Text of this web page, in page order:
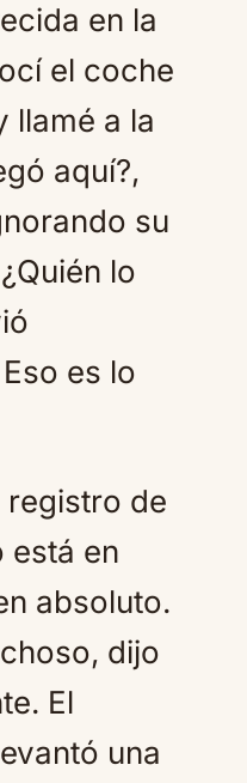
en la
el coche
llamé a la
aquí?,
su
lo
es lo
registro de
está en
absoluto.
dijo
El
una